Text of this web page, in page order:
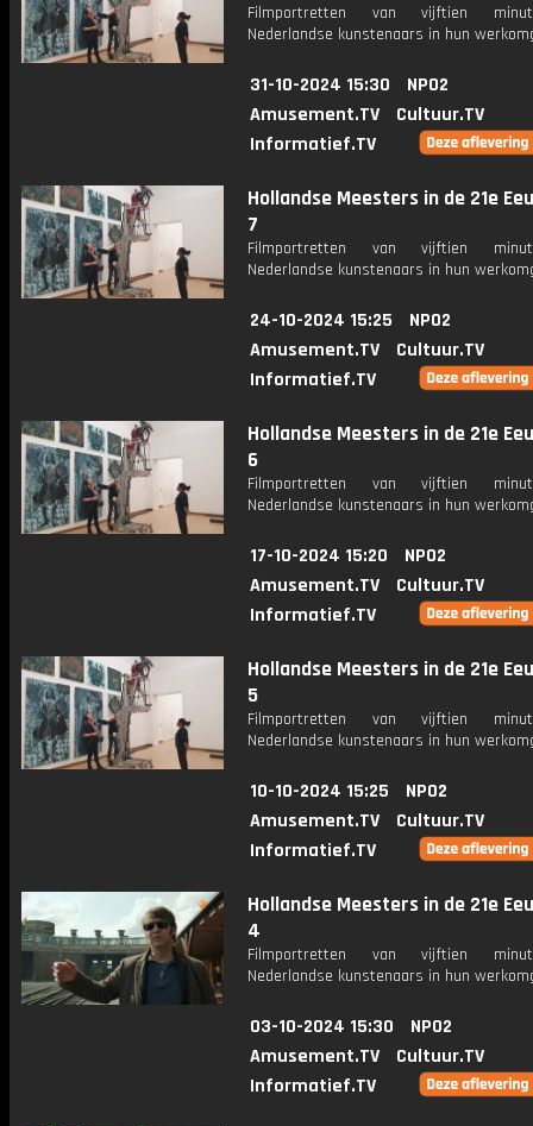
Filmportretten van vijftien
Nederlandse kunstenaars in hun
31-10-2024 15:30
NPO2
Amusement.TV
Cultuur.TV
Informatief.TV
Hollandse Meesters in de 21e
7
Filmportretten van vijftien
Nederlandse kunstenaars in hun
24-10-2024 15:25
NPO2
Amusement.TV
Cultuur.TV
Informatief.TV
Hollandse Meesters in de 21e
6
Filmportretten van vijftien
Nederlandse kunstenaars in hun
17-10-2024 15:20
NPO2
Amusement.TV
Cultuur.TV
Informatief.TV
Hollandse Meesters in de 21e
5
Filmportretten van vijftien
Nederlandse kunstenaars in hun
10-10-2024 15:25
NPO2
Amusement.TV
Cultuur.TV
Informatief.TV
Hollandse Meesters in de 21e
4
Filmportretten van vijftien
Nederlandse kunstenaars in hun
03-10-2024 15:30
NPO2
Amusement.TV
Cultuur.TV
Informatief.TV